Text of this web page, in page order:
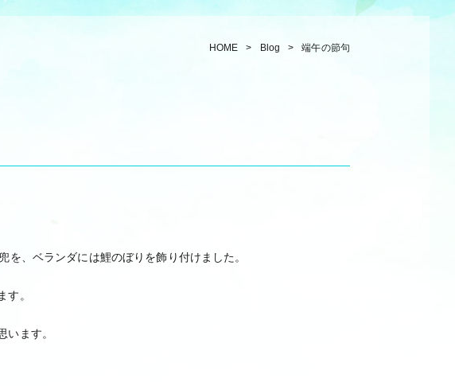
HOME Blog 端午の節句
、ベランダには鯉のぼりを飾り付けました。
。
ます。